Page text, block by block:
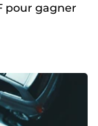
pour gagner